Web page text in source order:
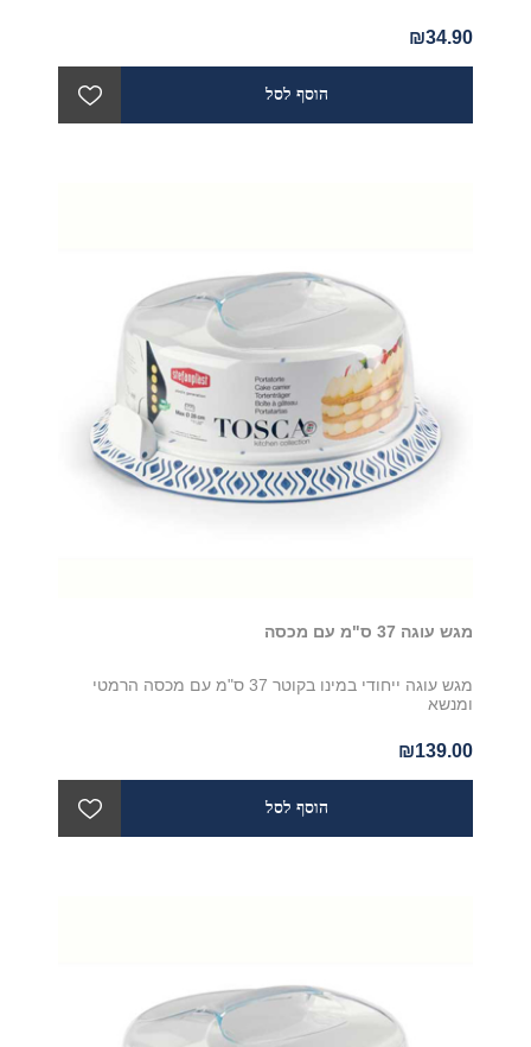
₪34.90
מגש עוגה 37 ס"מ עם מכסה
מגש עוגה ייחודי במינו בקוטר 37 ס"מ עם מכסה הרמטי
ומנשא
₪139.00